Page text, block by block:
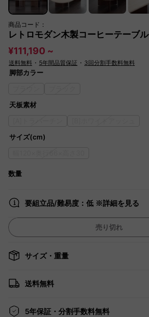
商品コード：
レトロモダン木製コーヒーテーブル
¥111,190 ~
送料無料 ・ 5年間品質保証 ・ 3回分割手数料無料
脚部カラー
天板素材
サイズ(cm)
数量
要組立品/難易度：低 ※詳細を見る
売り切れ
サイズ・重量
送料無料
5年保証・分割手数料無料